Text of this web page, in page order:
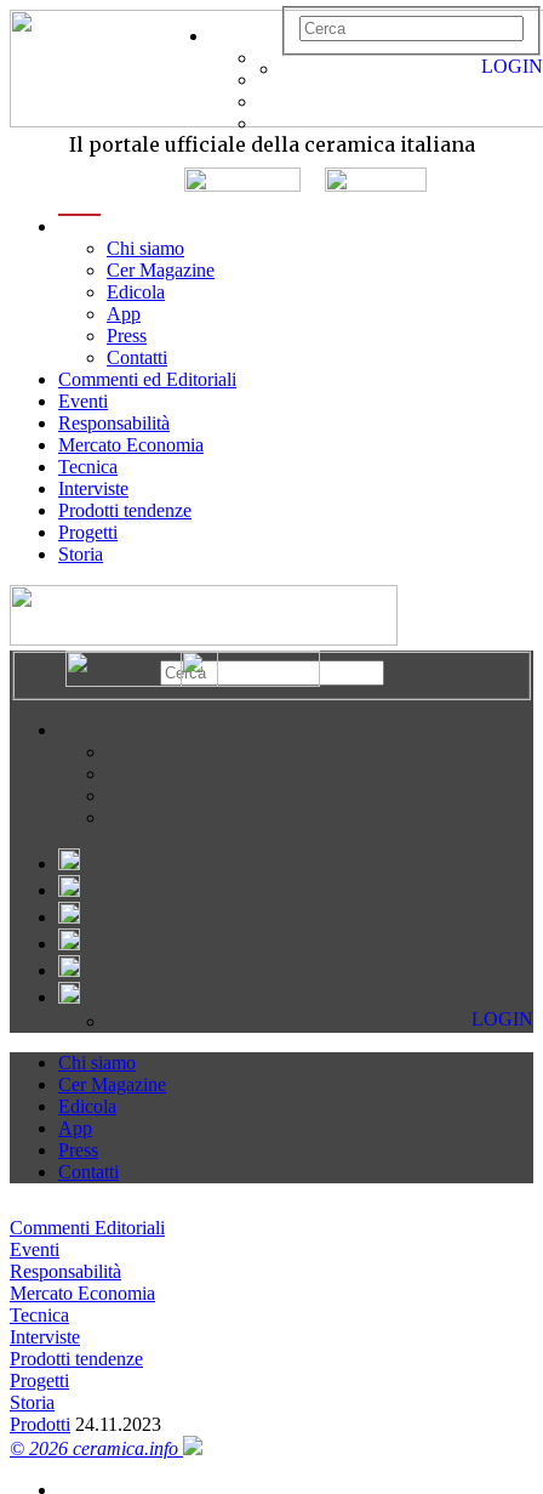
Il portale ufficiale della ceramica italiana
Chi siamo
Cer Magazine
Edicola
App
Press
Contatti
Commenti ed Editoriali
Eventi
Responsabilità
Mercato Economia
Tecnica
Interviste
Prodotti tendenze
Progetti
Storia
LOGIN
LOGIN
Chi siamo
Cer Magazine
Edicola
App
Press
Contatti
Commenti Editoriali
Eventi
Responsabilità
Mercato Economia
Tecnica
Interviste
Prodotti tendenze
Progetti
Storia
Prodotti 24.11.2023
© 2026 ceramica.info